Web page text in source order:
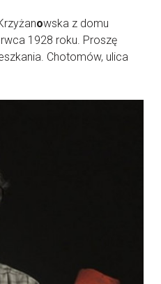
owska z domu
1928 roku. Proszę
Chotomów, ulica